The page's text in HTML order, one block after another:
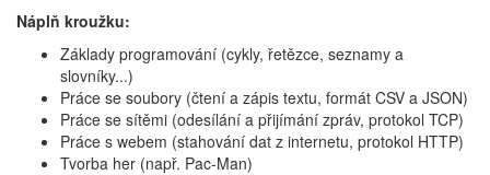
Náplň kroužku:
Základy programování (cykly, řetězce, seznamy a
slovníky...)
Práce se soubory (čtení a zápis textu, formát CSV a JSON)
Práce se sítěmi (odesílání a přijímání zpráv, protokol TCP)
Práce s webem (stahování dat z internetu, protokol HTTP)
Tvorba her (např. Pac-Man)